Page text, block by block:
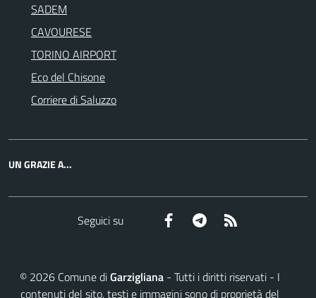
SADEM
CAVOURESE
TORINO AIRPORT
Eco del Chisone
Corriere di Saluzzo
UN GRAZIE A...
Seguici su Facebook Telegram
© 2026Comune diGarzigliana- Tutti i diritti riservati - I
contenuti del sito, testi e immagini sono di proprietà del